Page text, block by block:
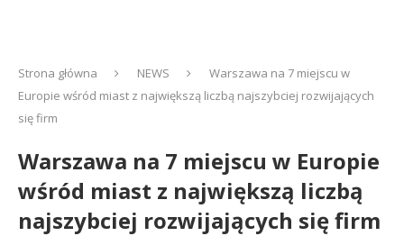
Strona główna NEWS
Warszawa na 7 miejscu w
Europie wśród miast z największą liczbą najszybciej rozwijających
się firm
Warszawa na 7 miejscu w Europie
wśród miast z największą liczbą
najszybciej rozwijających się firm